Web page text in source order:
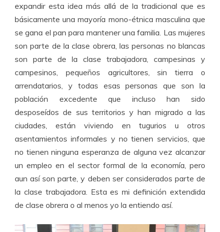
expandir esta idea más allá de la tradicional que es
básicamente una mayoría mono-étnica masculina que
se gana el pan para mantener una familia. Las mujeres
son parte de la clase obrera, las personas no blancas
son parte de la clase trabajadora, campesinas y
campesinos, pequeños agricultores, sin tierra o
arrendatarios, y todas esas personas que son la
población excedente que incluso han sido
desposeídos de sus territorios y han migrado a las
ciudades, están viviendo en tugurios u otros
asentamientos informales y no tienen servicios, que
no tienen ninguna esperanza de alguna vez alcanzar
un empleo en el sector formal de la economía, pero
aun así son parte, y deben ser considerados parte de
la clase trabajadora. Esta es mi definición extendida
de clase obrera o al menos yo la entiendo así.